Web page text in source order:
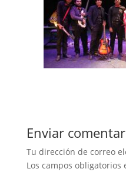
Enviar
Tu dirección de correo
Los campos obligatorios